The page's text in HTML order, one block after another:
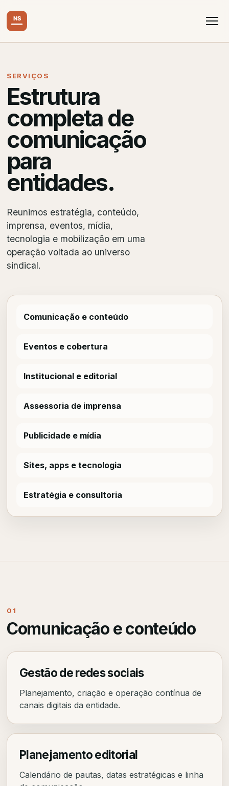
SERVIÇOS
Estrutura
completa de
comunicação
para
entidades.
Reunimos estratégia, conteúdo,
imprensa, eventos, mídia,
tecnologia e mobilização em uma
operação voltada ao universo
sindical.
Comunicação e conteúdo
Eventos e cobertura
Institucional e editorial
Assessoria de imprensa
Publicidade e mídia
Sites, apps e tecnologia
Estratégia e consultoria
01
Comunicação e conteúdo
Gestão de redes sociais
Planejamento, criação e operação contínua de
canais digitais da entidade.
Planejamento editorial
Calendário de pautas, datas estratégicas e linha